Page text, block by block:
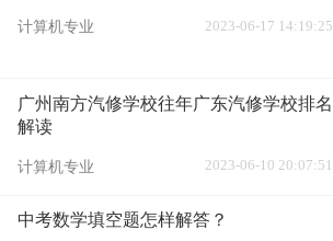
计算机专业 2023-06-17 14:19:25
广州南方汽修学校往年广东汽修学校排名
解读
计算机专业 2023-06-10 20:07:51
中考数学填空题怎样解答？